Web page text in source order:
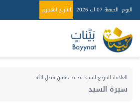
اليوم الجمعة 07 آب 2026 التاريخ الهجري
العلامة المرجع السيد محمد حسين فضل الله
سيرة السيد